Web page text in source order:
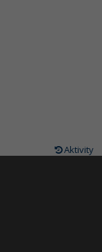
Aktivity